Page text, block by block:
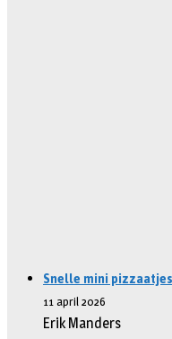
Snelle mini
11 april 2026
Erik Manders